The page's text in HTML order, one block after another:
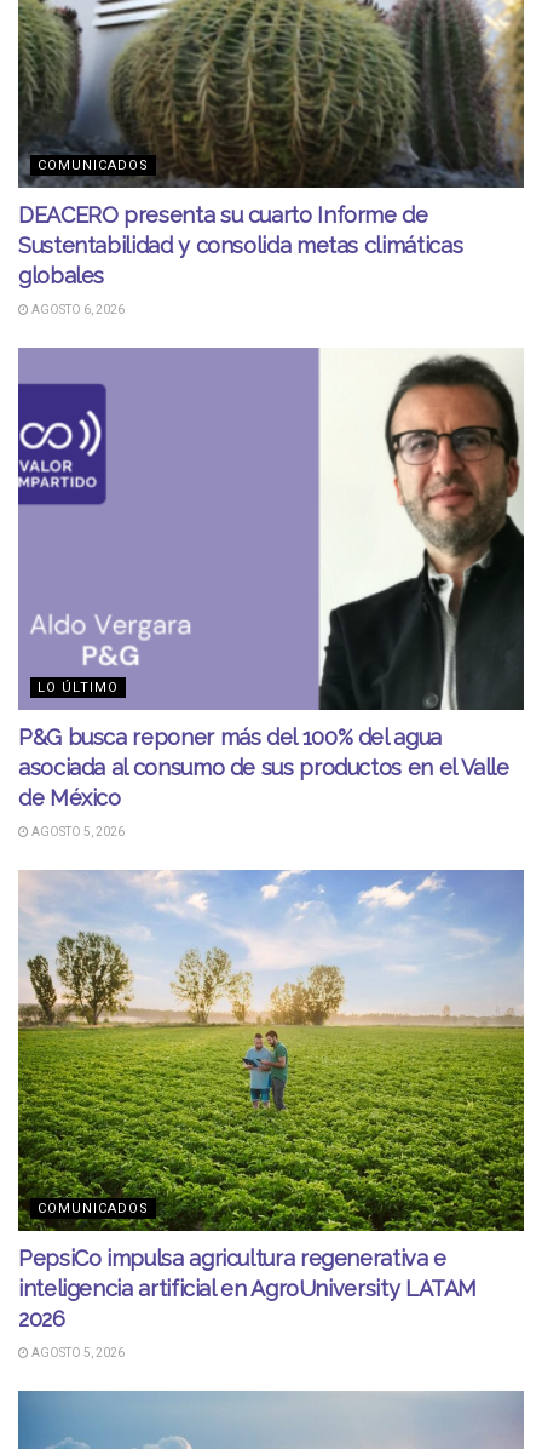
COMUNICADOS
DEACERO presenta su cuarto Informe de
Sustentabilidad y consolida metas climáticas
globales
AGOSTO 6, 2026
LO ÚLTIMO
P&G busca reponer más del 100% del agua
asociada al consumo de sus productos en el Valle
de México
AGOSTO 5, 2026
COMUNICADOS
PepsiCo impulsa agricultura regenerativa e
inteligencia artificial en AgroUniversity LATAM
2026
AGOSTO 5, 2026